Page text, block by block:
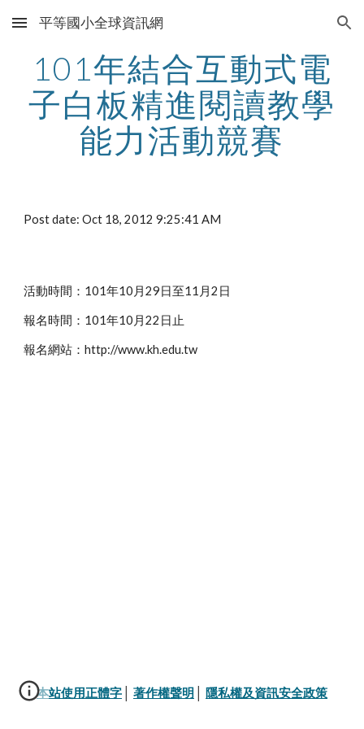
Skip to main content Skip to navigation
平等國小全球資訊網
101年結合互動式電
子白板精進閱讀教學
能力活動競賽
Post date: Oct 18, 2012 9:25:41 AM
活動時間：101年10月29日至11月2日
報名時間：101年10月22日止
報名網站：http://www.kh.edu.tw
本站使用正體字 著作權聲明 隱私權及資訊安全政策